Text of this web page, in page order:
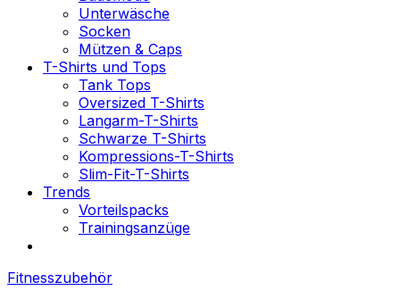
Unterwäsche
Socken
Mützen & Caps
T-Shirts und Tops
Tank Tops
Oversized T-Shirts
Langarm-T-Shirts
Schwarze T-Shirts
Kompressions-T-Shirts
Slim-Fit-T-Shirts
Trends
Vorteilspacks
Trainingsanzüge
Fitnesszubehör